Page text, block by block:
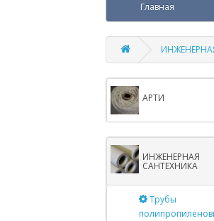
Главная
АРТИ
ИНЖЕНЕРНАЯ
САНТЕХНИКА
Трубы